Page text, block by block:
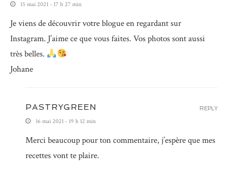
15 mai 2021 - 17 h 27 min
Je viens de découvrir votre blogue en regardant sur
Instagram. J’aime ce que vous faites. Vos photos sont aussi
très belles.
Johane
PASTRYGREEN
16 mai 2021 - 19 h 12 min
Merci beaucoup pour ton commentaire, j’espère que mes
recettes vont te plaire.
REPLY